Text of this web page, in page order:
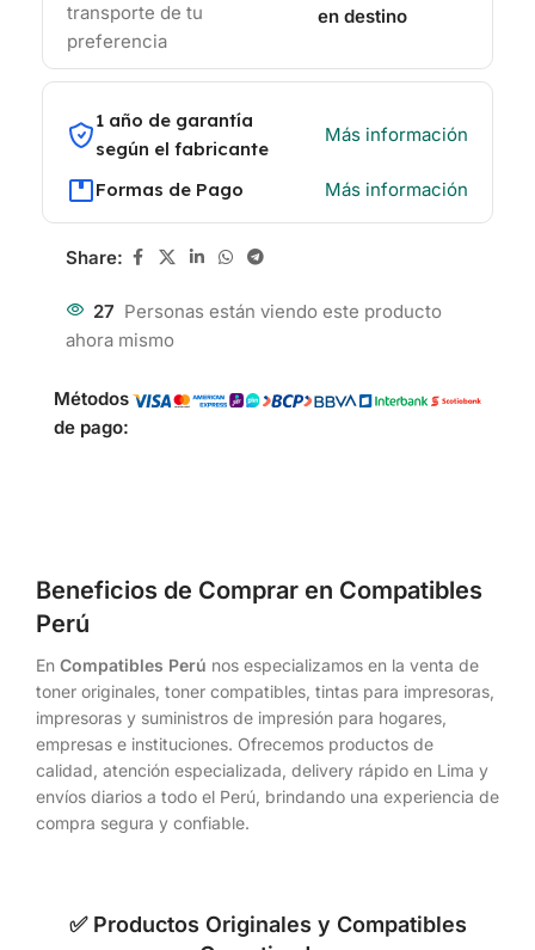
transporte de tu
preferencia
en destino
1 año de garantía
según el fabricante
Más información
Formas de Pago Más información
Share:
27 Personas están viendo este producto
ahora mismo
Métodos
de pago:
Beneficios de Comprar en Compatibles
Perú
En Compatibles Perú nos especializamos en la venta de
toner originales, toner compatibles, tintas para impresoras,
impresoras y suministros de impresión para hogares,
empresas e instituciones. Ofrecemos productos de
calidad, atención especializada, delivery rápido en Lima y
envíos diarios a todo el Perú, brindando una experiencia de
compra segura y confiable.
✅ Productos Originales y Compatibles